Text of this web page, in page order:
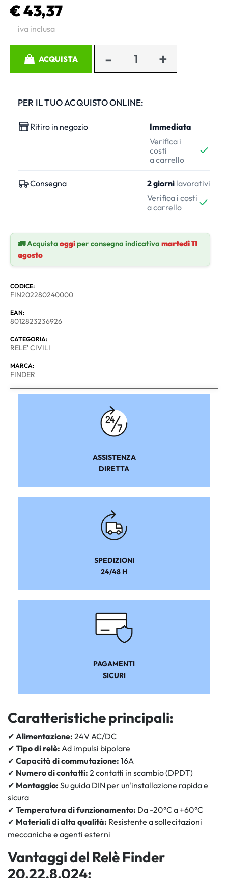
€ 43,37
iva inclusa
ACQUISTA
PER IL TUO ACQUISTO ONLINE:
Ritiro in negozio
Immediata
Verifica i
costi
a carrello
Consegna 2 giorni lavorativi
Verifica i costi
a carrello
🚛 Acquista oggiper consegna indicativa martedì 11
agosto
CODICE:
FIN202280240000
EAN:
8012823236926
CATEGORIA:
RELE' CIVILI
MARCA:
FINDER
ASSISTENZA
DIRETTA
SPEDIZIONI
24/48 H
PAGAMENTI
SICURI
Caratteristiche principali:
✔ Alimentazione: 24V AC/DC
✔ Tipo di relè: Ad impulsi bipolare
✔ Capacità di commutazione: 16A
✔ Numero di contatti: 2 contatti in scambio (DPDT)
✔ Montaggio: Su guida DIN per un'installazione rapida e
sicura
✔ Temperatura di funzionamento: Da -20°C a +60°C
✔ Materiali di alta qualità: Resistente a sollecitazioni
meccaniche e agenti esterni
Vantaggi del Relè Finder
20.22.8.024: